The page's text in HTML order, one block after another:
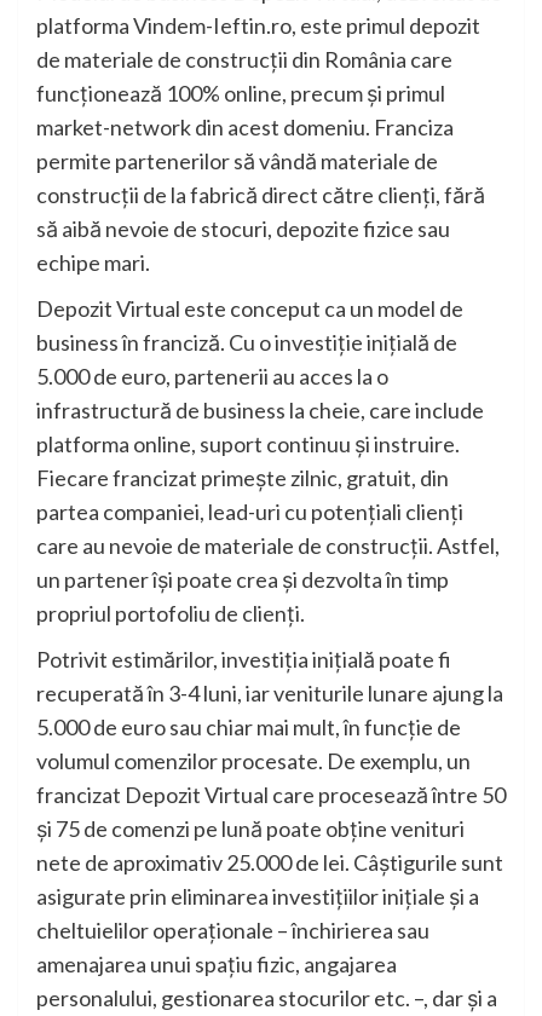
platforma Vindem-Ieftin.ro, este primul depozit
de materiale de construcții din România care
funcționează 100% online, precum și primul
market-network din acest domeniu. Franciza
permite partenerilor să vândă materiale de
construcții de la fabrică direct către clienți, fără
să aibă nevoie de stocuri, depozite fizice sau
echipe mari.
Depozit Virtual este conceput ca un model de
business în franciză. Cu o investiție inițială de
5.000 de euro, partenerii au acces la o
infrastructură de business la cheie, care include
platforma online, suport continuu și instruire.
Fiecare francizat primește zilnic, gratuit, din
partea companiei, lead-uri cu potențiali clienți
care au nevoie de materiale de construcții. Astfel,
un partener își poate crea și dezvolta în timp
propriul portofoliu de clienți.
Potrivit estimărilor, investiția inițială poate fi
recuperată în 3-4 luni, iar veniturile lunare ajung la
5.000 de euro sau chiar mai mult, în funcție de
volumul comenzilor procesate. De exemplu, un
francizat Depozit Virtual care procesează între 50
și 75 de comenzi pe lună poate obține venituri
nete de aproximativ 25.000 de lei. Câștigurile sunt
asigurate prin eliminarea investițiilor inițiale și a
cheltuielilor operaționale – închirierea sau
amenajarea unui spațiu fizic, angajarea
personalului, gestionarea stocurilor etc. –, dar și a